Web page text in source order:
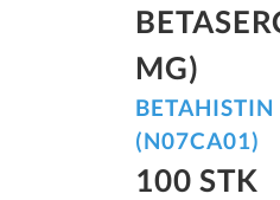
MG)
BETAHISTIN
(N07CA01)
100 STK